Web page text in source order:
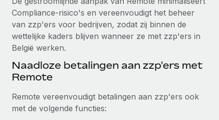
Compliance-risico's en vereenvoudigt het beheer
van zzp'ers voor bedrijven, zodat zij binnen de
wettelijke kaders blijven wanneer ze met zzp'ers in
België werken.
Naadloze betalingen aan zzp'ers met
Remote
Remote vereenvoudigt betalingen aan zzp'ers ook
met de volgende functies: